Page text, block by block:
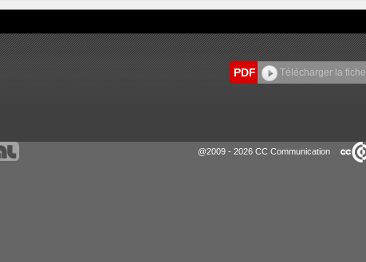
PDF Télécharger la fiche
@2009 - 2026 CC Communication